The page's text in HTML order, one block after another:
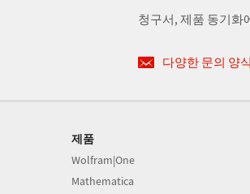
청구서, 제품 동기화
다양한 문의 양
제품
Wolfram|One
Mathematica